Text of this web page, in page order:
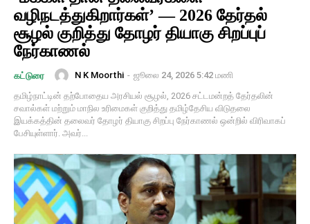
வழிநடத்துகிறார்கள்’ — 2026 தேர்தல்
சூழல் குறித்து தோழர் தியாகு சிறப்புப்
நேர்காணல்
கட்டுரை N K Moorthi - ஜூலை 24, 2026 5:42 மணி
தமிழ்நாட்டின் தற்போதைய அரசியல் சூழல், 2026 சட்டமன்றத் தேர்தலின்
சவால்கள் மற்றும் மாநில உரிமைகள் குறித்து தமிழ்தேசிய விடுதலை
இயக்கத்தின் தலைவர் தோழர் தியாகு சிறப்பு நேர்காணல் ஒன்றில் விரிவாகப்
பேசியுள்ளார். அவர்...